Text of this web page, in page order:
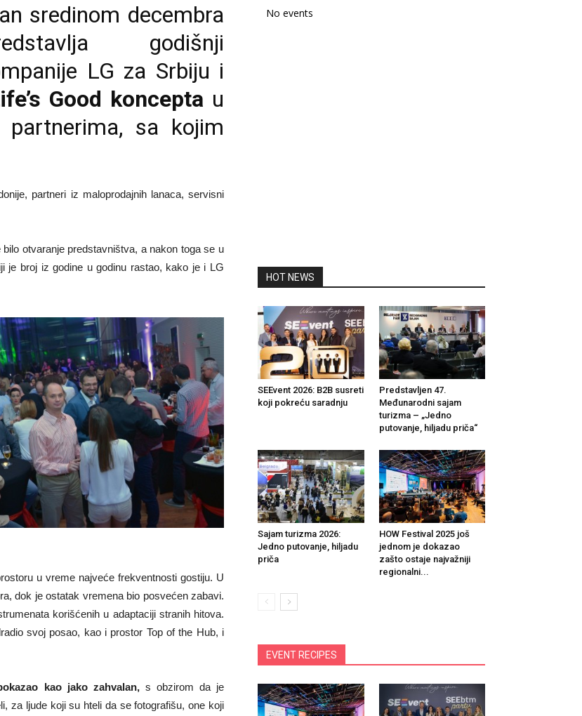
sredinom decembra
godišnji
LG za Srbiju i
Good koncepta u
partnerima, sa kojim
partneri iz maloprodajnih lanaca, servisni
bilo otvaranje predstavništva, a nakon toga se u
je broj iz godine u godinu rastao, kako je i LG
u vreme najveće frekventnosti gostiju. U
dok je ostatak vremena bio posvećen zabavi.
korišćenih u adaptaciji stranih hitova.
svoj posao, kao i prostor Top of the Hub, i
kao jako zahvalan,s obzirom da je
za ljude koji su hteli da se fotografišu, one koji
No events
HOT NEWS
SEEvent 2026: B2B susreti
koji pokreću saradnju
Predstavljen 47.
Međunarodni sajam
turizma – „Jedno
putovanje, hiljadu priča“
Sajam turizma 2026:
Jedno putovanje, hiljadu
priča
HOW Festival 2025 još
jednom je dokazao
zašto ostaje najvažniji
regionalni...
EVENT RECIPES